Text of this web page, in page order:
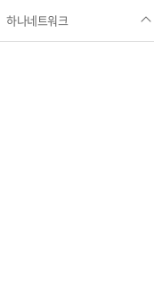
하나네트워크